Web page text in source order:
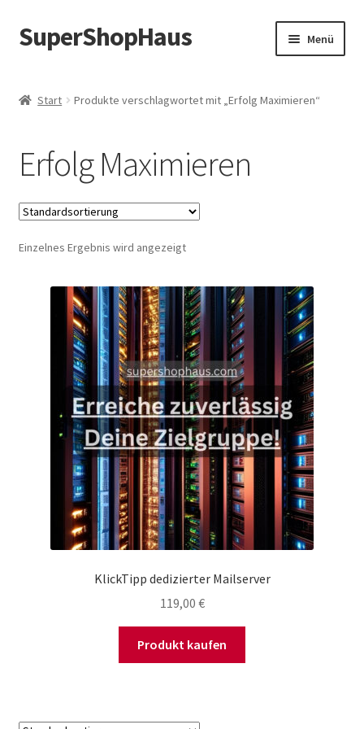
Zur
Navigation
Zum
Inhalt
SuperShopHaus Menü
Start Produkte verschlagwortet mit „Erfolg Maximieren“
Erfolg Maximieren
Einzelnes Ergebnis wird angezeigt
KlickTipp dedizierter Mailserver
119,00 €
Produkt kaufen